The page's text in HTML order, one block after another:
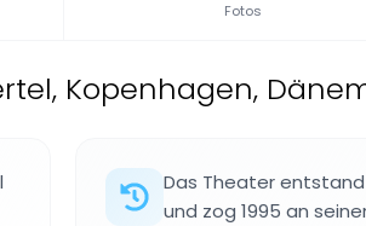
Fotos
Kopenhagen,
Das Theater entstand
und zog 1995 an